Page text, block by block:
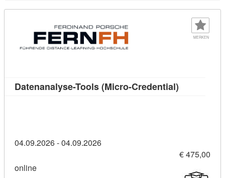
MERKEN
Datenanalyse-Tools (Micro-Credential)
04.09.2026 - 04.09.2026
€ 475,00
online